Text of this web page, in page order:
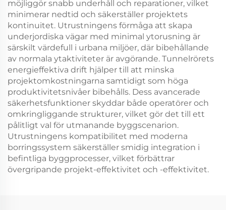
möjliggör snabb underhåll och reparationer, vilket
minimerar nedtid och säkerställer projektets
kontinuitet. Utrustningens förmåga att skapa
underjordiska vägar med minimal ytorusning är
särskilt värdefull i urbana miljöer, där bibehållande
av normala ytaktiviteter är avgörande. Tunnelrörets
energieffektiva drift hjälper till att minska
projektomkostningarna samtidigt som höga
produktivitetsnivåer bibehålls. Dess avancerade
säkerhetsfunktioner skyddar både operatörer och
omkringliggande strukturer, vilket gör det till ett
pålitligt val för utmanande byggscenarion.
Utrustningens kompatibilitet med moderna
borringssystem säkerställer smidig integration i
befintliga byggprocesser, vilket förbättrar
övergripande projekt-effektivitet och -effektivitet.